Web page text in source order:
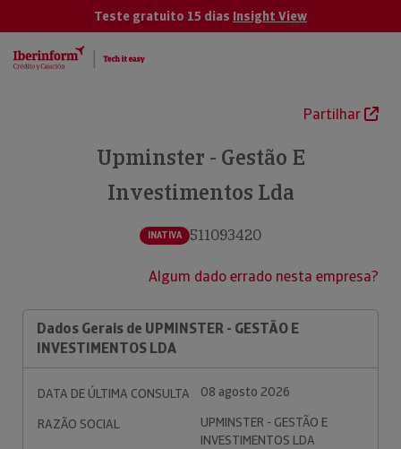
Teste gratuito 15 dias Insight View
Partilhar
Upminster - Gestão E
Investimentos Lda
INATIVA 511093420
Algum dado errado nesta empresa?
Dados Gerais de UPMINSTER - GESTÃO E
INVESTIMENTOS LDA
DATA DE ÚLTIMA CONSULTA
08 agosto 2026
RAZÃO SOCIAL
UPMINSTER - GESTÃO E
INVESTIMENTOS LDA